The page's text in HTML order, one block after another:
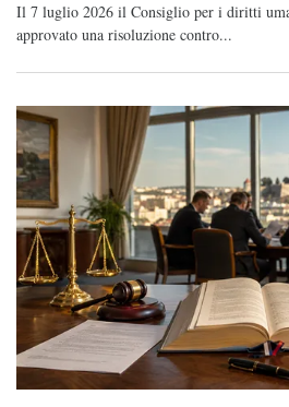
Il 7 luglio 2026 il Consiglio per i diritti
approvato una risoluzione contro...